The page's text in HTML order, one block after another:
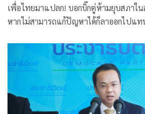
เพื่อไทยมาแปลก! บอกบิ๊กตู่ห้ามยุบสภาใ
หากไม่สามารถแก้ปัญหาได้ก็ลาออกไปแท